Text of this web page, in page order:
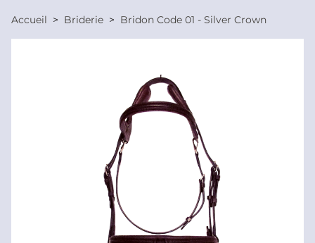
Accueil Briderie Bridon Code 01 - Silver Crown